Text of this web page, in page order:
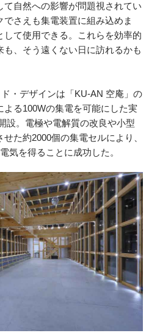
て自然への影響が問題視されてい
でさえも集電装置に組み込めま
して使用できる。これらを効率的
も、そう遠くない日に訪れるかも
・デザインは「KU-AN 空庵」の
る100Wの集電を可能にした実
設。電極や電解質の改良や小型
た約2000個の集電セルにより、
気を得ることに成功した。